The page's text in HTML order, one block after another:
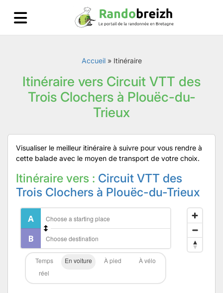
Accueil» Itinéraire
Itinéraire vers Circuit VTT des
Trois Clochers à Plouëc-du-
Trieux
Visualiser le meilleur itinéraire à suivre pour vous rendre à
cette balade avec le moyen de transport de votre choix.
Itinéraire vers : Circuit VTT des
Trois Clochers à Plouëc-du-Trieux